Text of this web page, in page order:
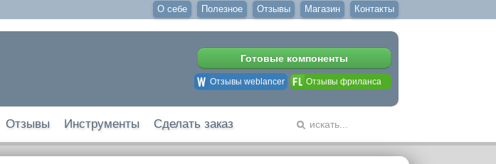
О себе Полезное Отзывы Магазин Контакты
Готовые компоненты
Отзывы weblancer Отзывы фриланса
Отзывы Инструменты Сделать заказ